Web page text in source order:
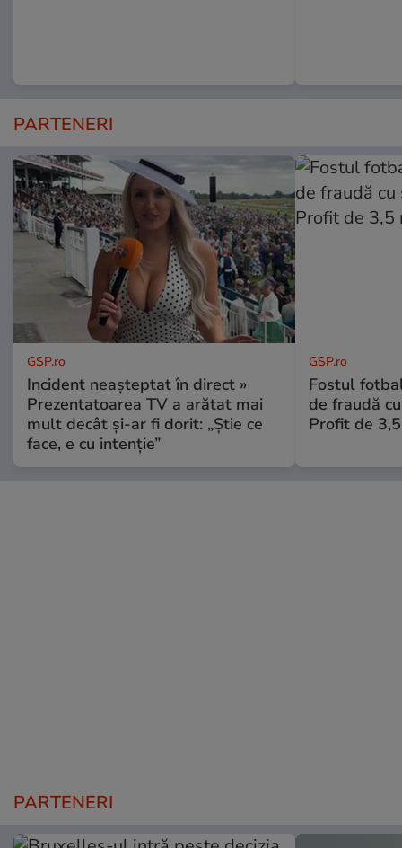
PARTENERI
GSP.ro
Incident neașteptat în direct »
Prezentatoarea TV a arătat mai
mult decât și-ar fi dorit: „Știe ce
face, e cu intenție”
GSP.ro
Fostul
de fraudă
Profit de
PARTENERI